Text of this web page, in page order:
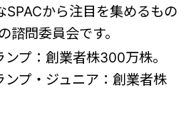
SPACから注目を集めるもの
諮問委員会です。
プ：創業者株300万株。
ンプ・ジュニア：創業者株